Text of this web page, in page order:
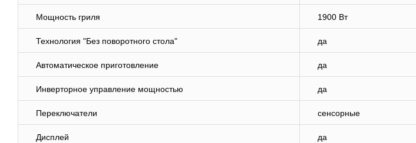
Мощность гриля 1900 Вт
Технология "Без поворотного стола" да
Автоматическое приготовление да
Инверторное управление мощностью да
Переключатели сенсорные
Дисплей да